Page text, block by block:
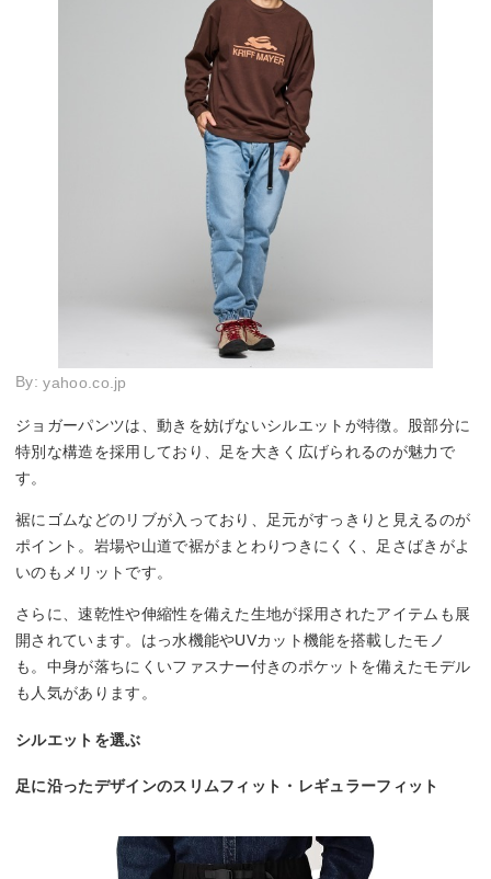
By:yahoo.co.jp
ジョガーパンツは、動きを妨げないシルエットが特徴。股部分に
特別な構造を採用しており、足を大きく広げられるのが魅力で
す。
裾にゴムなどのリブが入っており、足元がすっきりと見えるのが
ポイント。岩場や山道で裾がまとわりつきにくく、足さばきがよ
いのもメリットです。
さらに、速乾性や伸縮性を備えた生地が採用されたアイテムも展
開されています。はっ水機能やUVカット機能を搭載したモノ
も。中身が落ちにくいファスナー付きのポケットを備えたモデル
も人気があります。
シルエットを選ぶ
足に沿ったデザインのスリムフィット・レギュラーフィット